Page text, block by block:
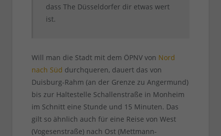
dass The Düsseldorfer dir etwas wert
ist.
Will man die Stadt mit dem ÖPNV von Nord
nach Süd durchqueren, dauert das von
Duisburg-Rahm (an der Grenze zu Angermund)
bis zur Haltestelle Schallenstraße in Monheim
im Schnitt eine Stunde und 15 Minuten. Das
gilt so ähnlich auch für eine Reise von West
(Vogesenstraße) nach Ost (Mettmann-